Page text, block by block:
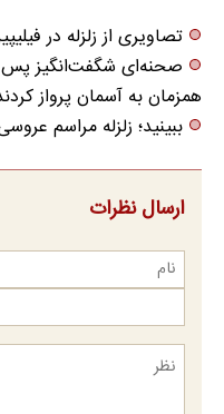
تصاویری از زلزله در
صحنه‌ای شگفت‌انگیز پس از
همزمان به آسمان پرواز
ببینید؛ زلزله مراسم عروسی
ارسال نظرات